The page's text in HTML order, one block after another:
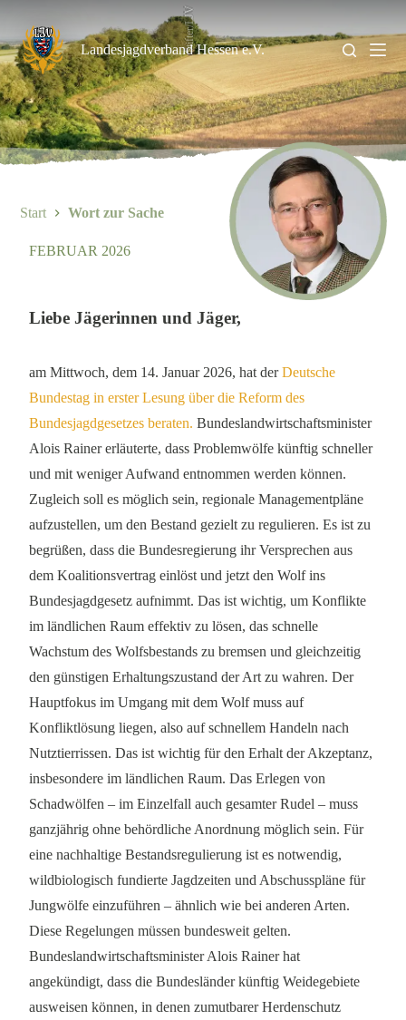
springen
Landesjagdverband Hessen e.V.
Stifter/LJV
Start Wort zur Sache
FEBRUAR 2026
Liebe Jägerinnen und Jäger,
am Mittwoch, dem 14. Januar 2026, hat derDeutsche
Bundestag in erster Lesung über die Reform des
Bundesjagdgesetzes beraten. Bundeslandwirtschaftsminister
Alois Rainer erläuterte, dass Problemwölfe künftig schneller
und mit weniger Aufwand entnommen werden können.
Zugleich soll es möglich sein, regionale Managementpläne
aufzustellen, um den Bestand gezielt zu regulieren. Es ist zu
begrüßen, dass die Bundesregierung ihr Versprechen aus
dem Koalitionsvertrag einlöst und jetzt den Wolf ins
Bundesjagdgesetz aufnimmt. Das ist wichtig, um Konflikte
im ländlichen Raum effektiv zu lösen, das schnelle
Wachstum des Wolfsbestands zu bremsen und gleichzeitig
den günstigen Erhaltungszustand der Art zu wahren. Der
Hauptfokus im Umgang mit dem Wolf muss auf
Konfliktlösung liegen, also auf schnellem Handeln nach
Nutztierrissen. Das ist wichtig für den Erhalt der Akzeptanz,
insbesondere im ländlichen Raum. Das Erlegen von
Schadwölfen – im Einzelfall auch gesamter Rudel – muss
ganzjährig ohne behördliche Anordnung möglich sein. Für
eine nachhaltige Bestandsregulierung ist es notwendig,
wildbiologisch fundierte Jagdzeiten und Abschusspläne für
Jungwölfe einzuführen – ähnlich wie bei anderen Arten.
Diese Regelungen müssen bundesweit gelten.
Bundeslandwirtschaftsminister Alois Rainer hat
angekündigt, dass die Bundesländer künftig Weidegebiete
ausweisen können, in denen zumutbarer Herdenschutz